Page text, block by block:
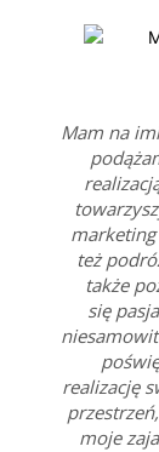
Mam na
też
także
się
realizację
moje